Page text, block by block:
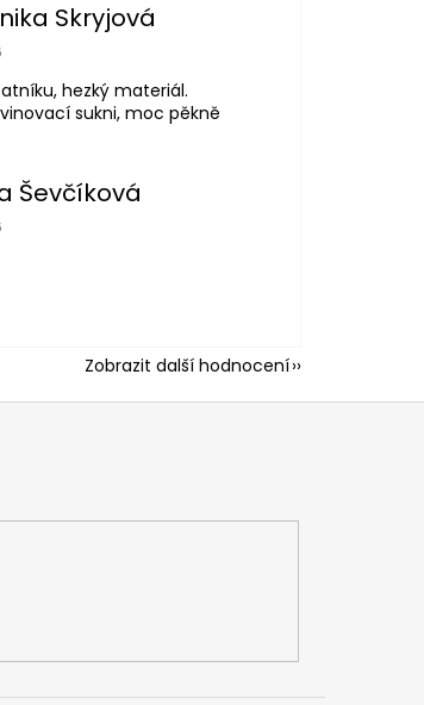
Skryjová
obchodu je 5 z 5 hvězdiček.
hezký materiál.
sukni, moc pěkně
Ševčíková
obchodu je 5 z 5 hvězdiček.
Zobrazit další hodnocení